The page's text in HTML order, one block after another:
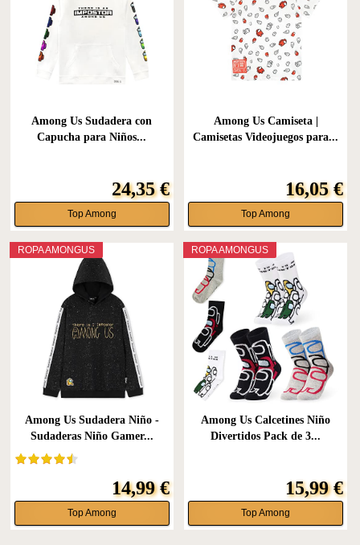
Among Us Sudadera con
Capucha para Niños...
24,35 €
Top Among
Among Us Camiseta |
Camisetas Videojuegos para...
16,05 €
Top Among
ROPA AMONGUS
Among Us Sudadera Niño -
Sudaderas Niño Gamer...
14,99 €
Top Among
ROPA AMONGUS
Among Us Calcetines Niño
Divertidos Pack de 3...
15,99 €
Top Among